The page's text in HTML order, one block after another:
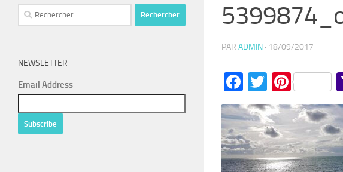
PAR ADMIN · 18/09/2017
Facebook
Twitter
Rechercher :
NEWSLETTER
Email Address